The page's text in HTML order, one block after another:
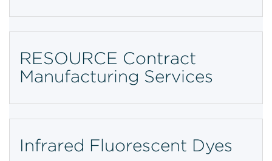
RESOURCE Contract
Manufacturing Services
Infrared Fluorescent Dyes